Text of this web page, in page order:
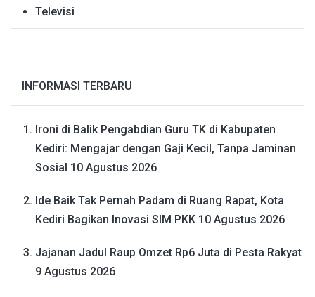
Televisi
INFORMASI TERBARU
Ironi di Balik Pengabdian Guru TK di Kabupaten
Kediri: Mengajar dengan Gaji Kecil, Tanpa Jaminan
Sosial 10 Agustus 2026
Ide Baik Tak Pernah Padam di Ruang Rapat, Kota
Kediri Bagikan Inovasi SIM PKK 10 Agustus 2026
Jajanan Jadul Raup Omzet Rp6 Juta di Pesta Rakyat
9 Agustus 2026